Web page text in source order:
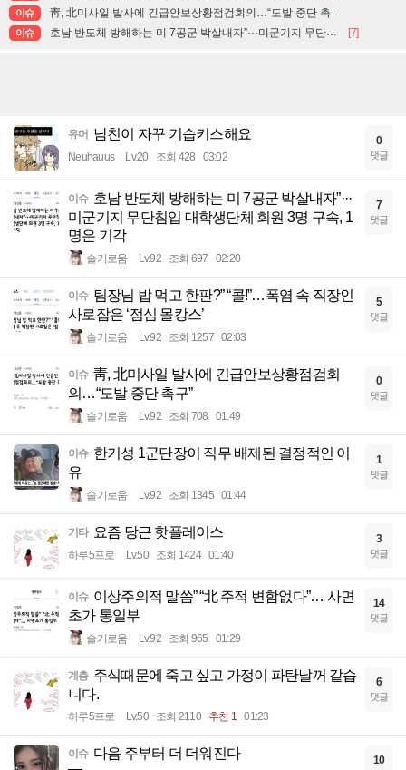
이슈 靑, 北미사일 발사에 긴급안보상황점검회의…“도발 중단 촉구”
이슈 호남 반도체 방해하는 미 7공군 박살내자”···미군기지 무단침입 대학생단체 회원 3명 구속, 1명은 기각 [7]
유머 남친이 자꾸 기습키스해요
Neuhauus Lv.20 조회 428 03:02
0
댓글
이슈 호남 반도체 방해하는 미 7공군 박살내자”···
미군기지 무단침입 대학생단체 회원 3명 구속, 1
명은 기각
슬기로움 Lv.92 조회 697 02:20
7
댓글
이슈 팀장님 밥 먹고 한판?” “콜!”…폭염 속 직장인
사로잡은 ‘점심 몰캉스’
슬기로움 Lv.92 조회 1257 02:03
5
댓글
이슈 靑, 北미사일 발사에 긴급안보상황점검회
의…“도발 중단 촉구”
슬기로움 Lv.92 조회 708 01:49
0
댓글
이슈 한기성 1군단장이 직무 배제된 결정적인 이
유
슬기로움 Lv.92 조회 1345 01:44
1
댓글
기타 요즘 당근 핫플레이스
하루5프로 Lv.50 조회 1424 01:40
3
댓글
이슈 이상주의적 말씀” “北 주적 변함없다”… 사면
초가 통일부
슬기로움 Lv.92 조회 965 01:29
14
댓글
계층 주식때문에 죽고 싶고 가정이 파탄날꺼 같습
니다.
하루5프로 Lv.50 조회 2110 추천 1 01:23
6
댓글
이슈 다음 주부터 더 더워진다 10